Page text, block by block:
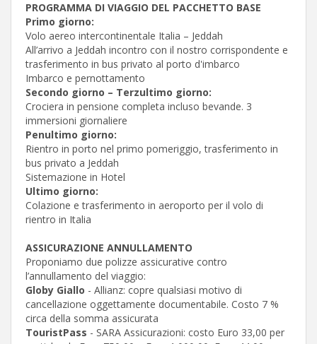
PROGRAMMA DI VIAGGIO DEL PACCHETTO BASE
Primo giorno:
Volo aereo intercontinentale Italia – Jeddah
All’arrivo a Jeddah incontro con il nostro corrispondente e
trasferimento in bus privato al porto d'imbarco
Imbarco e pernottamento
Secondo giorno – Terzultimo giorno:
Crociera in pensione completa incluso bevande. 3
immersioni giornaliere
Penultimo giorno:
Rientro in porto nel primo pomeriggio, trasferimento in
bus privato a Jeddah
Sistemazione in Hotel
Ultimo giorno:
Colazione e trasferimento in aeroporto per il volo di
rientro in Italia
ASSICURAZIONE ANNULLAMENTO
Proponiamo due polizze assicurative contro
l’annullamento del viaggio:
Globy Giallo - Allianz: copre qualsiasi motivo di
cancellazione oggettamente documentabile. Costo 7 %
circa della somma assicurata
TouristPass - SARA Assicurazioni: costo Euro 33,00 per